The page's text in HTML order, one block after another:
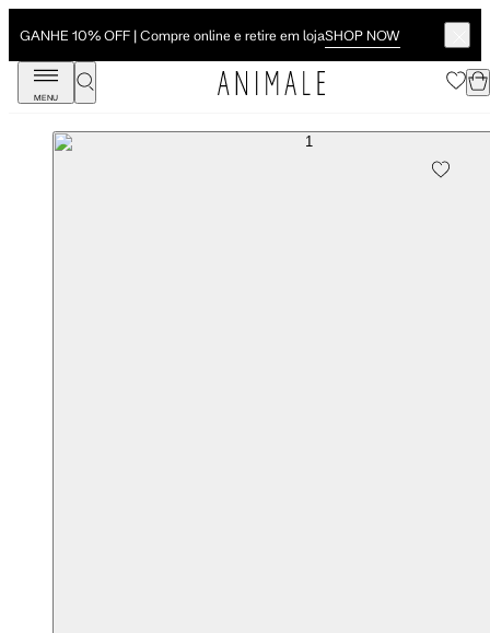
GANHE 10% OFF | Compre online e retire em lojaSHOP NOW
MENU